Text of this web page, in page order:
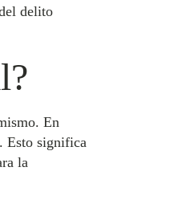
delito
En
Esto significa
la